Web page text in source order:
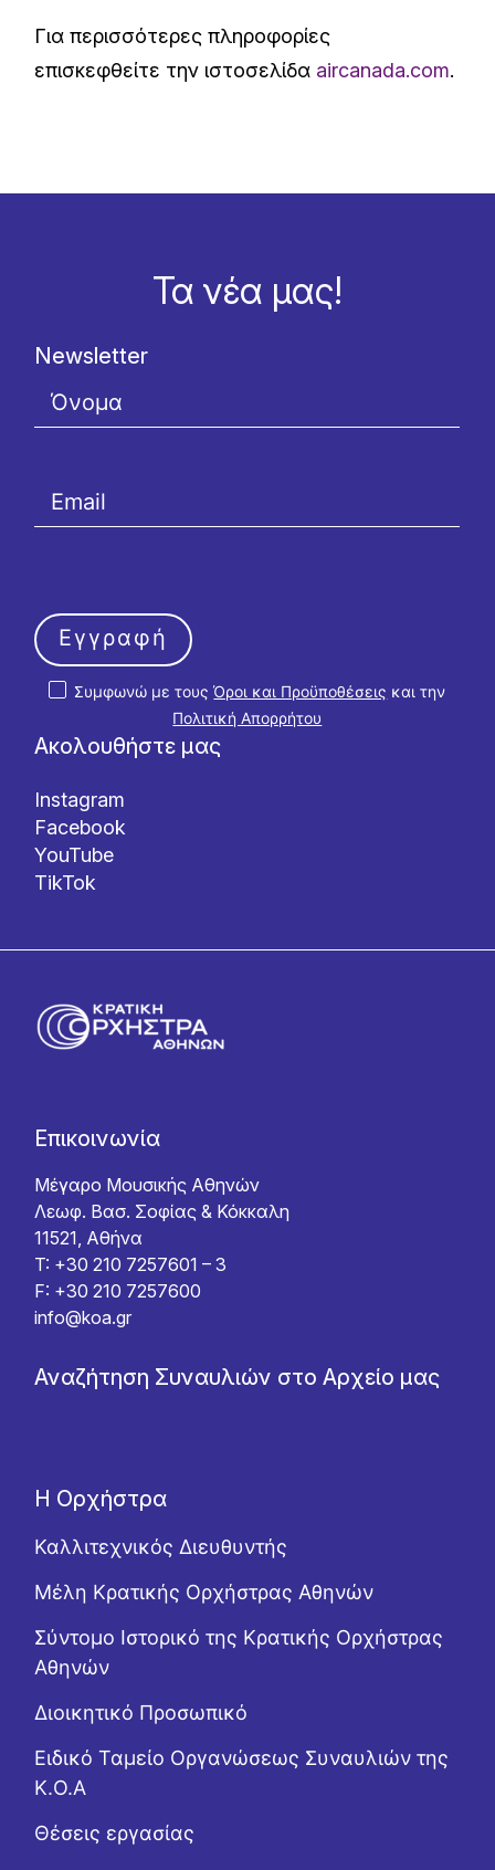
Για περισσότερες πληροφορίες
επισκεφθείτε την ιστοσελίδα aircanada.com.
Τα νέα μας!
Ακολουθήστε μας
Instagram
Facebook
YouTube
TikTok
Newsletter
Συμφωνώ με τουςΌροι και Προϋποθέσεις και την
Πολιτική Απορρήτου
Εγγραφή
Επικοινωνία
Μέγαρο Μουσικής Αθηνών
Λεωφ. Βασ. Σοφίας & Κόκκαλη
11521, Αθήνα
T: +30 210 7257601 – 3
F: +30 210 7257600
info@koa.gr
Αναζήτηση Συναυλιών στο Αρχείο μας
Η Ορχήστρα
Καλλιτεχνικός Διευθυντής
Μέλη Κρατικής Ορχήστρας Αθηνών
Σύντομο Ιστορικό της Κρατικής Ορχήστρας
Αθηνών
Διοικητικό Προσωπικό
Ειδικό Ταμείο Οργανώσεως Συναυλιών της
Κ.Ο.Α
Θέσεις εργασίας